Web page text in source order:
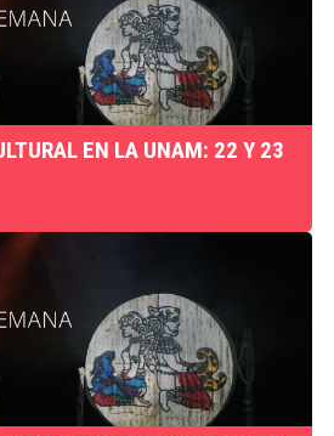
EN LA UNAM: 22 Y 23